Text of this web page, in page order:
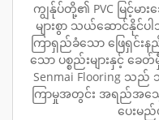
ကျွန်ုပ်တို့၏ PVC မြင့်မား
များစွာ သယ်ဆောင်နိုင်ပ
ကြာရှည်ခံသော ဖြေရှင်း
သော ပစ္စည်းများနှင့် ခ
Senmai Flooring သည်
ကြာမှုအတွင်း အရည်အသွေ
ပေးမ